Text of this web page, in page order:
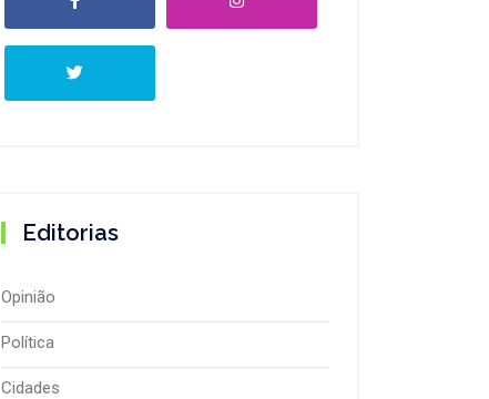
Editorias
Opinião
Política
Cidades